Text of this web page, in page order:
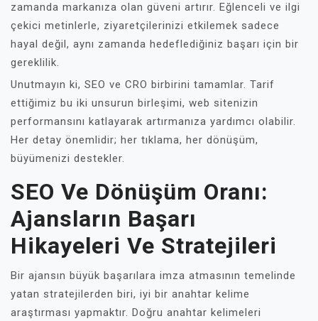
zamanda markanıza olan güveni artırır. Eğlenceli ve ilgi
çekici metinlerle, ziyaretçilerinizi etkilemek sadece
hayal değil, aynı zamanda hedeflediğiniz başarı için bir
gereklilik.
Unutmayın ki, SEO ve CRO birbirini tamamlar. Tarif
ettiğimiz bu iki unsurun birleşimi, web sitenizin
performansını katlayarak artırmanıza yardımcı olabilir.
Her detay önemlidir; her tıklama, her dönüşüm,
büyümenizi destekler.
SEO Ve Dönüşüm Oranı:
Ajansların Başarı
Hikayeleri Ve Stratejileri
Bir ajansın büyük başarılara imza atmasının temelinde
yatan stratejilerden biri, iyi bir anahtar kelime
araştırması yapmaktır. Doğru anahtar kelimeleri